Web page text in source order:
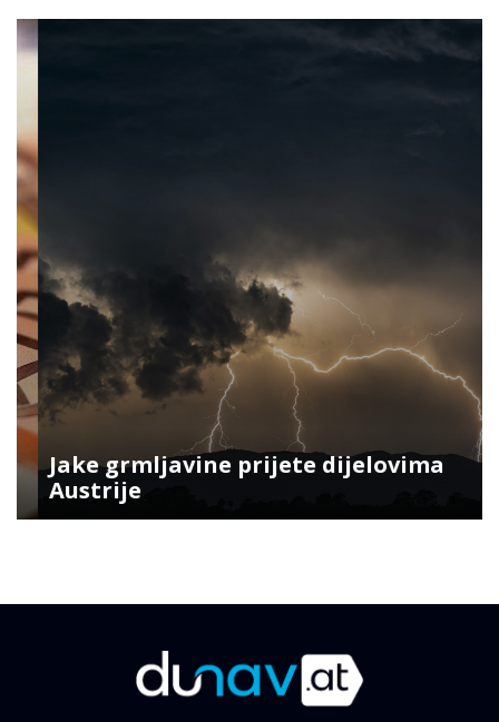
Jake grmljavine prijete dijelovima
Austrije